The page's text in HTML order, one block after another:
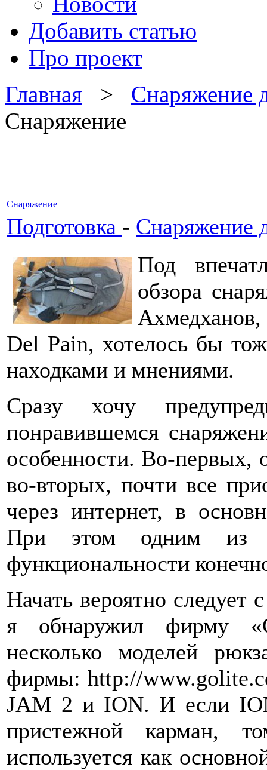
Добавить статью
Про проект
Главная > Снаряжение
Снаряжение
Снаряжение
Подготовка - Снаряжение
Под
обзора
Del Pain, хотелось бы
находками и мнениями.
Сразу хочу
понравившемся
особенности. Во-первых,
во-вторых, почти все
через интернет, в
При этом одним из
функциональности
Начать вероятно следует
я обнаружил фирму
несколько моделей
фирмы: http://
JAM 2 и ION. И если
пристежной карман,
используется как